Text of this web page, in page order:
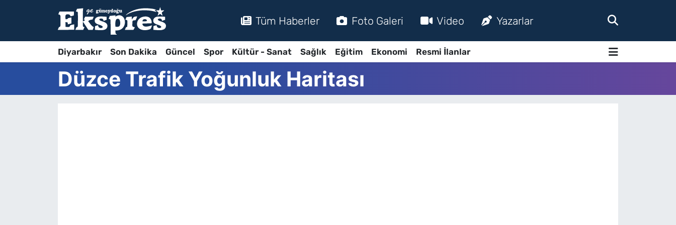
Tüm Haberler Foto Galeri Video Yazarlar
Diyarbakır Son Dakika Güncel Spor Kültür - Sanat Sağlık Eğitim Ekonomi Resmi İlanlar
Düzce Trafik Yoğunluk Haritası